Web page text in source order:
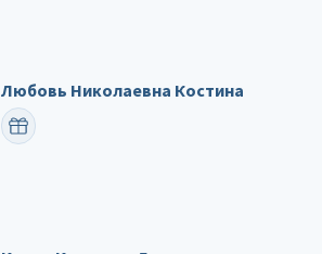
Любовь Николаевна Костина
ПОЗДРАВИТЬ